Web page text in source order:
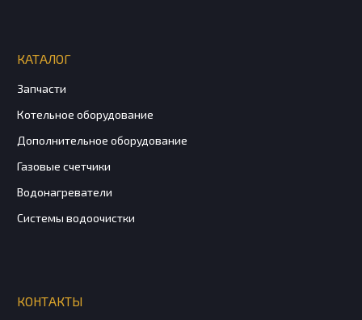
КАТАЛОГ
Запчасти
Котельное оборудование
Дополнительное оборудование
Газовые счетчики
Водонагреватели
Системы водоочистки
КОНТАКТЫ